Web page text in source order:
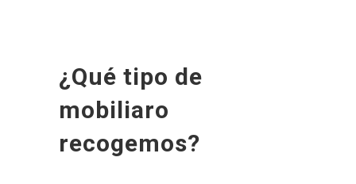
¿Qué tipo de
mobiliaro
recogemos?